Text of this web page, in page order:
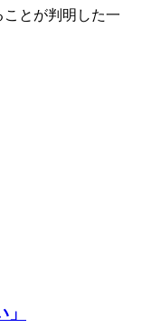
とが判明した一